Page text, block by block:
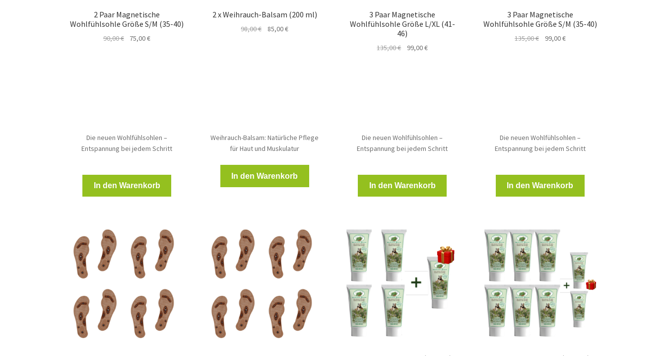
2 Paar Magnetische
Wohlfühlsohle Größe S/M (35-40)
90,00€
Ursprünglicher
75,00€Aktueller
Die neuen Wohlfühlsohlen –
Entspannung bei jedem Schritt
In den Warenkorb
2 x Weihrauch-Balsam (200 ml)
98,00€
Ursprünglicher
85,00€Aktueller
Weihrauch-Balsam: Natürliche Pflege
für Haut und Muskulatur
In den Warenkorb
3 Paar Magnetische
Wohlfühlsohle Größe L/XL (41-
46)
135,00€
Ursprünglicher
99,00€Aktueller
Die neuen Wohlfühlsohlen –
Entspannung bei jedem Schritt
In den Warenkorb
3 Paar Magnetische
Wohlfühlsohle Größe S/M (35-40)
135,00€
Ursprünglicher
99,00€Aktueller
Die neuen Wohlfühlsohlen –
Entspannung bei jedem Schritt
In den Warenkorb